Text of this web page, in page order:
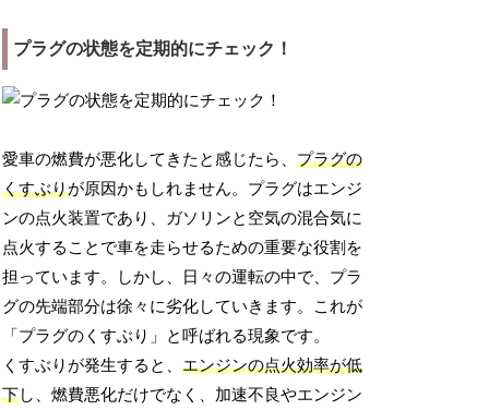
プラグの状態を定期的にチェック！
愛車の燃費が悪化してきたと感じたら、プラグの
くすぶりが原因かもしれません。プラグはエンジ
ンの点火装置であり、ガソリンと空気の混合気に
点火することで車を走らせるための重要な役割を
担っています。しかし、日々の運転の中で、プラ
グの先端部分は徐々に劣化していきます。これが
「プラグのくすぶり」と呼ばれる現象です。
くすぶりが発生すると、エンジンの点火効率が低
下し、燃費悪化だけでなく、加速不良やエンジン